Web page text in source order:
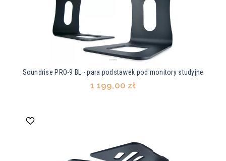
Soundrise PRO-9 BL - para podstawek pod monitory studyjne
1 199,00 zł